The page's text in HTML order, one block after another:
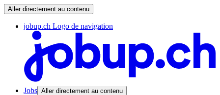
Aller directement au contenu
jobup.ch Logo de navigation
Jobs Aller directement au contenu